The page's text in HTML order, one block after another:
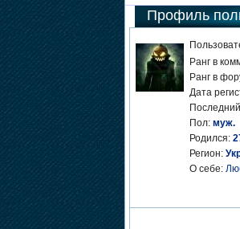
Профиль
Ранг в
Ранг в
Дата
Пол: муж.
Родился:
Регион:
О себе: